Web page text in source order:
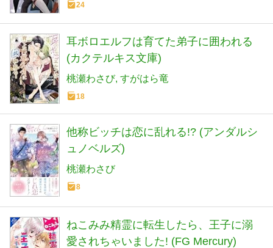
24
耳ボロエルフは育てた弟子に囲われる
(カクテルキス文庫)
桃瀬わさび すがはら竜
18
他称ビッチは恋に乱れる!? (アンダルシ
ュノベルズ)
桃瀬わさび
8
ねこみみ精霊に転生したら、王子に溺
愛されちゃいました! (FG Mercury)